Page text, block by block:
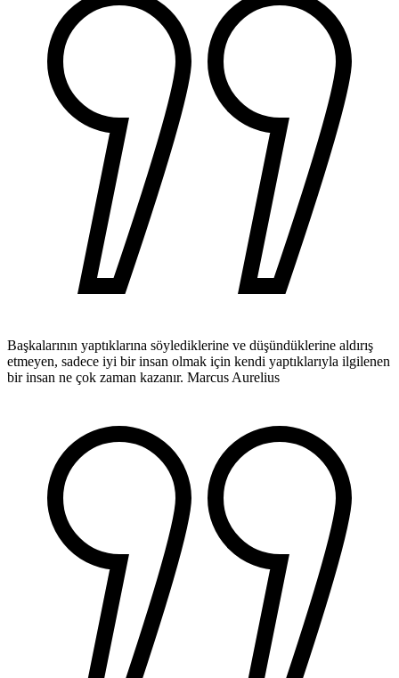
Başkalarının yaptıklarına söylediklerine ve düşündüklerine aldırış
etmeyen, sadece iyi bir insan olmak için kendi yaptıklarıyla ilgilenen
bir insan ne çok zaman kazanır. Marcus Aurelius